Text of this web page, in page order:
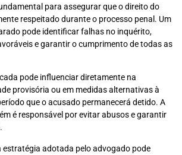
para assegurar que o direito do
respeitado durante o processo penal. Um
pode identificar falhas no inquérito,
e garantir o cumprimento de todas as
pode influenciar diretamente na
provisória ou em medidas alternativas à
que o acusado permanecerá detido. A
é responsável por evitar abusos e garantir
estratégia adotada pelo advogado pode